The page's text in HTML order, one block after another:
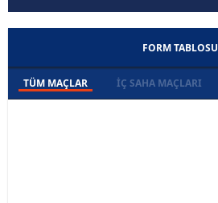
FORM TABLOSU
TÜM MAÇLAR İÇ SAHA MAÇLARI